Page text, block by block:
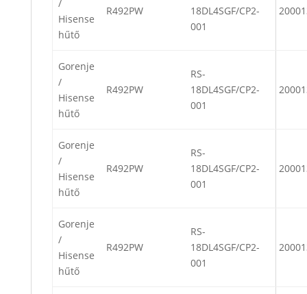
/
Hisense
hűtő
R492PW
18DL4SGF/CP2-
001
Gorenje
/
Hisense
hűtő
R492PW
RS-
18DL4SGF/CP2-
001
Gorenje
/
Hisense
hűtő
R492PW
RS-
18DL4SGF/CP2-
001
Gorenje
/
Hisense
hűtő
R492PW
RS-
18DL4SGF/CP2-
001